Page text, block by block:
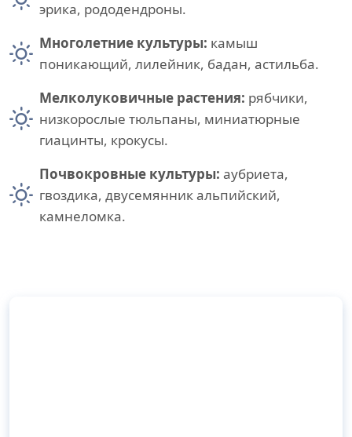
эрика, рододендроны.
Многолетние культуры: камыш
поникающий, лилейник, бадан, астильба.
Мелколуковичные растения: рябчики,
низкорослые тюльпаны, миниатюрные
гиацинты, крокусы.
Почвокровные культуры: аубриета,
гвоздика, двусемянник альпийский,
камнеломка.